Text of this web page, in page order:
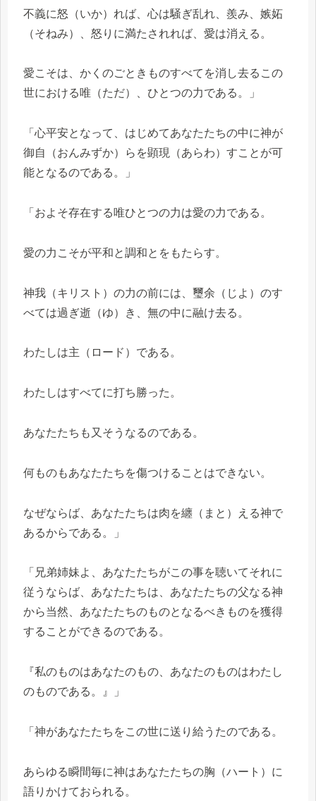
不義に怒（いか）れば、心は騒ぎ乱れ、羨み、嫉妬
（そねみ）、怒りに満たされれば、愛は消える。
愛こそは、かくのごときものすべてを消し去るこの
世における唯（ただ）、ひとつの力である。」
「心平安となって、はじめてあなたたちの中に神が
御自（おんみずか）らを顕現（あらわ）すことが可
能となるのである。」
「およそ存在する唯ひとつの力は愛の力である。
愛の力こそが平和と調和とをもたらす。
神我（キリスト）の力の前には、璽余（じよ）のす
べては過ぎ逝（ゆ）き、無の中に融け去る。
わたしは主（ロード）である。
わたしはすべてに打ち勝った。
あなたたちも又そうなるのである。
何ものもあなたたちを傷つけることはできない。
なぜならば、あなたたちは肉を纏（まと）える神で
あるからである。」
「兄弟姉妹よ、あなたたちがこの事を聴いてそれに
従うならば、あなたたちは、あなたたちの父なる神
から当然、あなたたちのものとなるべきものを獲得
することができるのである。
『私のものはあなたのもの、あなたのものはわたし
のものである。』」
「神があなたたちをこの世に送り給うたのである。
あらゆる瞬間毎に神はあなたたちの胸（ハート）に
語りかけておられる。